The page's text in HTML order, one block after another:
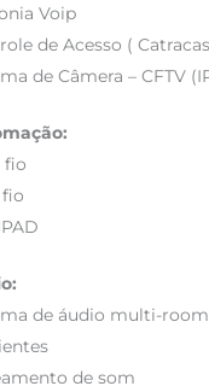
Voip
de Acesso (
de Câmera – CFTV
fio
de áudio multi-
de som